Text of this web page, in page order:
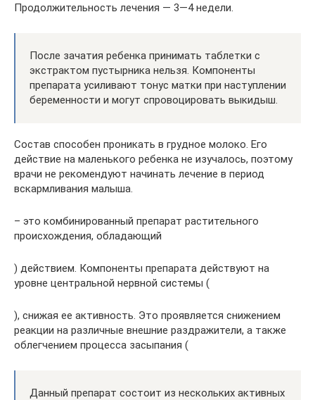
Продолжительность лечения — 3—4 недели.
После зачатия ребенка принимать таблетки с
экстрактом пустырника нельзя. Компоненты
препарата усиливают тонус матки при наступлении
беременности и могут спровоцировать выкидыш.
Состав способен проникать в грудное молоко. Его
действие на маленького ребенка не изучалось, поэтому
врачи не рекомендуют начинать лечение в период
вскармливания малыша.
– это комбинированный препарат растительного
происхождения, обладающий
) действием. Компоненты препарата действуют на
уровне центральной нервной системы (
), снижая ее активность. Это проявляется снижением
реакции на различные внешние раздражители, а также
облегчением процесса засыпания (
Данный препарат состоит из нескольких активных